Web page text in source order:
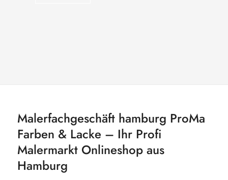
Malerfachgeschäft hamburg ProMa
Farben & Lacke – Ihr Profi
Malermarkt Onlineshop aus
Hamburg